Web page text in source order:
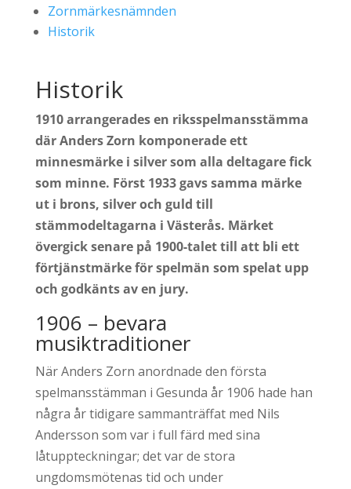
Zornmärkesnämnden
Historik
Historik
1910 arrangerades en riksspelmansstämma
där Anders Zorn komponerade ett
minnesmärke i silver som alla deltagare fick
som minne. Först 1933 gavs samma märke
ut i brons, silver och guld till
stämmodeltagarna i Västerås. Märket
övergick senare på 1900-talet till att bli ett
förtjänstmärke för spelmän som spelat upp
och godkänts av en jury.
1906 – bevara
musiktraditioner
När Anders Zorn anordnade den första
spelmansstämman i Gesunda år 1906 hade han
några år tidigare sammanträffat med Nils
Andersson som var i full färd med sina
låtuppteckningar; det var de stora
ungdomsmötenas tid och under